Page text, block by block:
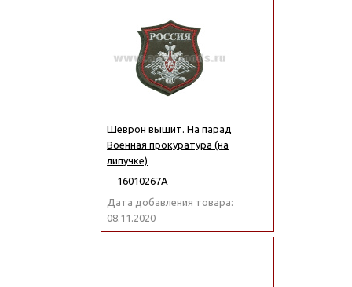
Шеврон вышит. На парад
Военная прокуратура (на
липучке)
16010267А
Дата добавления товара:
08.11.2020